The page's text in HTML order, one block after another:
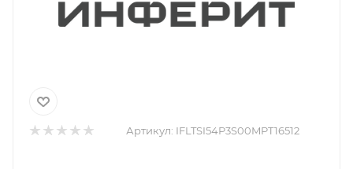
Артикул: IFLTSI54P3S00MPT16512